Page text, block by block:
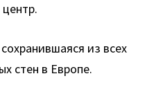
из всех
стен в Европе.